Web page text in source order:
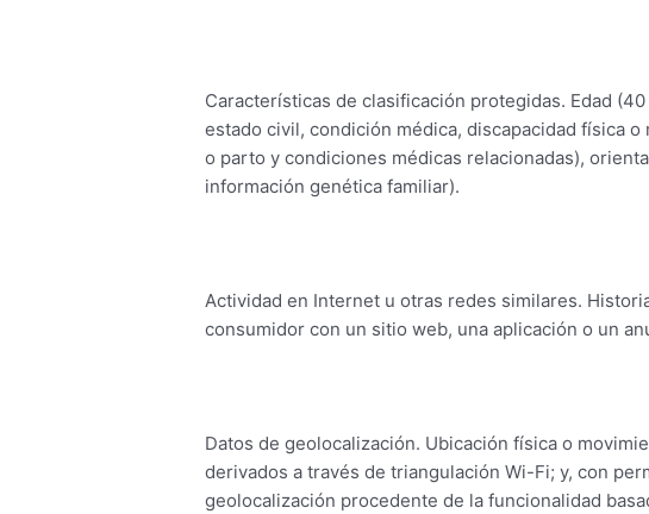
Características de clasificación protegidas. Edad
estado civil, condición médica, discapacidad física
o parto y condiciones médicas relacionadas),
información genética familiar).
Actividad en Internet u otras redes similares.
consumidor con un sitio web, una aplicación o un
Datos de geolocalización. Ubicación física o
derivados a través de triangulación Wi-Fi; y, con
geolocalización procedente de la funcionalidad